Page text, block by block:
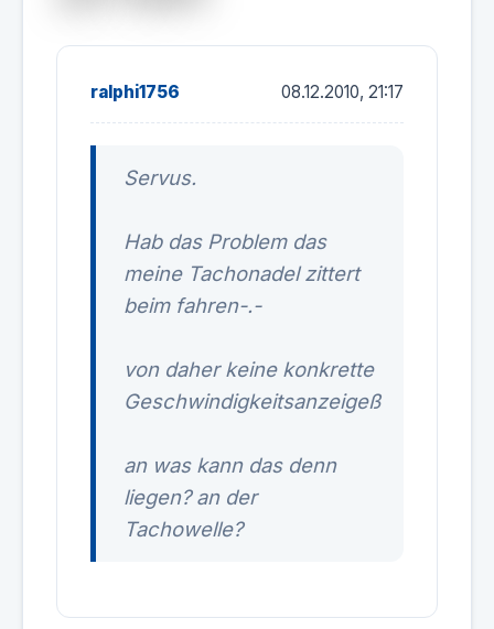
ralphi1756 08.12.2010, 21:17
Servus.
Hab das Problem das
meine Tachonadel zittert
beim fahren-.-
von daher keine konkrette
Geschwindigkeitsanzeigeß
an was kann das denn
liegen? an der
Tachowelle?